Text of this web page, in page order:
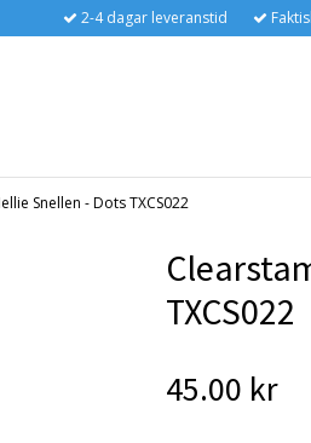
2-4 dagar leveranstid
Snellen - Dots TXCS022
TXCS022
45.00 kr